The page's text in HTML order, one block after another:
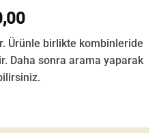
Şu
andaki
fiyat:
₺ 2.800,00.
Ürünle birlikte kombinleride
Daha sonra arama yaparak
adet